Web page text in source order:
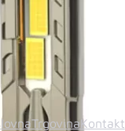
TrgovinaKontakt